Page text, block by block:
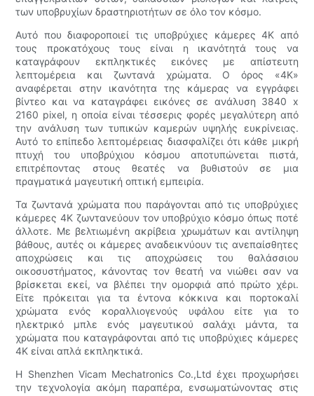
των υποβρυχίων δραστηριοτήτων σε όλο τον κόσμο.
Αυτό που διαφοροποιεί τις υποβρύχιες κάμερες 4K από
τους προκατόχους τους είναι η ικανότητά τους να
καταγράφουν εκπληκτικές εικόνες με απίστευτη
λεπτομέρεια και ζωντανά χρώματα. Ο όρος «4K»
αναφέρεται στην ικανότητα της κάμερας να εγγράφει
βίντεο και να καταγράφει εικόνες σε ανάλυση 3840 x
2160 pixel, η οποία είναι τέσσερις φορές μεγαλύτερη από
την ανάλυση των τυπικών καμερών υψηλής ευκρίνειας.
Αυτό το επίπεδο λεπτομέρειας διασφαλίζει ότι κάθε μικρή
πτυχή του υποβρύχιου κόσμου αποτυπώνεται πιστά,
επιτρέποντας στους θεατές να βυθιστούν σε μια
πραγματικά μαγευτική οπτική εμπειρία.
Τα ζωντανά χρώματα που παράγονται από τις υποβρύχιες
κάμερες 4K ζωντανεύουν τον υποβρύχιο κόσμο όπως ποτέ
άλλοτε. Με βελτιωμένη ακρίβεια χρωμάτων και αντίληψη
βάθους, αυτές οι κάμερες αναδεικνύουν τις ανεπαίσθητες
αποχρώσεις και τις αποχρώσεις του θαλάσσιου
οικοσυστήματος, κάνοντας τον θεατή να νιώθει σαν να
βρίσκεται εκεί, να βλέπει την ομορφιά από πρώτο χέρι.
Είτε πρόκειται για τα έντονα κόκκινα και πορτοκαλί
χρώματα ενός κοραλλιογενούς υφάλου είτε για το
ηλεκτρικό μπλε ενός μαγευτικού σαλάχι μάντα, τα
χρώματα που καταγράφονται από τις υποβρύχιες κάμερες
4K είναι απλά εκπληκτικά.
Η Shenzhen Vicam Mechatronics Co.,Ltd έχει προχωρήσει
την τεχνολογία ακόμη παραπέρα, ενσωματώνοντας στις